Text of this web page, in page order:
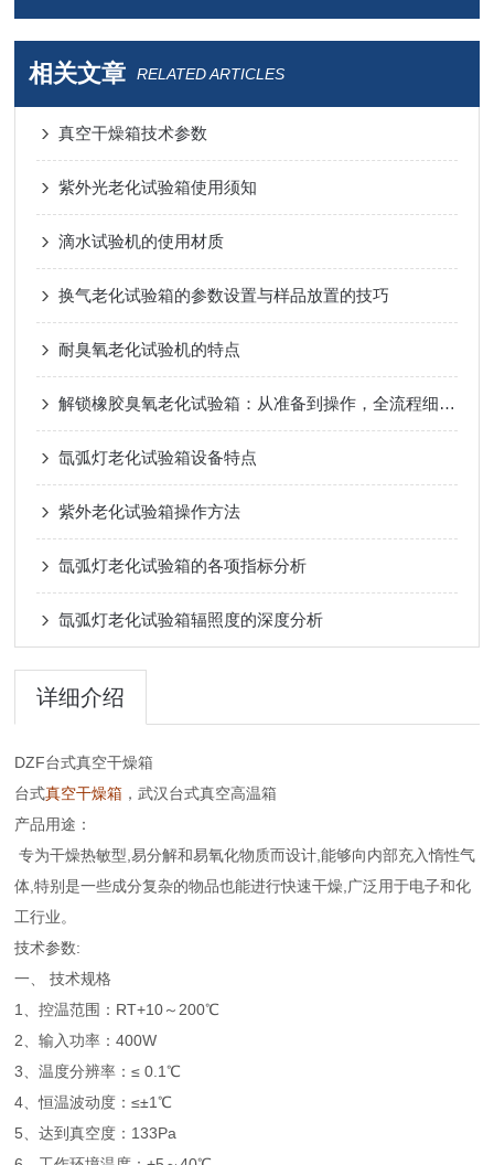
相关文章 RELATED ARTICLES
真空干燥箱技术参数
紫外光老化试验箱使用须知
滴水试验机的使用材质
换气老化试验箱的参数设置与样品放置的技巧
耐臭氧老化试验机的特点
解锁橡胶臭氧老化试验箱：从准备到操作，全流程细节一文掌握
氙弧灯老化试验箱设备特点
紫外老化试验箱操作方法
氙弧灯老化试验箱的各项指标分析
氙弧灯老化试验箱辐照度的深度分析
详细介绍
DZF台式真空干燥箱
台式真空干燥箱 ，武汉台式真空高温箱
产品用途：
专为干燥热敏型,易分解和易氧化物质而设计,能够向内部充入惰性气
体,特别是一些成分复杂的物品也能进行快速干燥,广泛用于电子和化
工行业。
技术参数:
一、 技术规格
1、控温范围：RT+10～200℃
2、输入功率：400W
3、温度分辨率：≤ 0.1℃
4、恒温波动度：≤±1℃
5、达到真空度：133Pa